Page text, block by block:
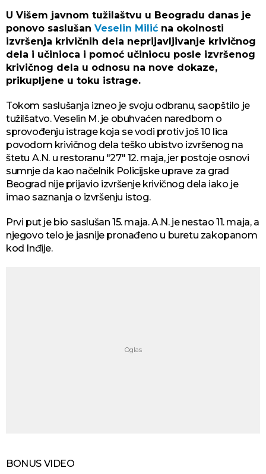
U Višem javnom tužilaštvu u Beogradu danas je
ponovo saslušan Veselin Milić na okolnosti
izvršenja krivičnih dela neprijavljivanje krivičnog
dela i učinioca i pomoć učiniocu posle izvršenog
krivičnog dela u odnosu na nove dokaze,
prikupljene u toku istrage.
Tokom saslušanja izneo je svoju odbranu, saopštilo je
tužilšatvo. Veselin M. je obuhvaćen naredbom o
sprovođenju istrage koja se vodi protiv još 10 lica
povodom krivičnog dela teško ubistvo izvršenog na
štetu A.N. u restoranu "27" 12. maja, jer postoje osnovi
sumnje da kao načelnik Policijske uprave za grad
Beograd nije prijavio izvršenje krivičnog dela iako je
imao saznanja o izvršenju istog.
Prvi put je bio saslušan 15. maja. A.N. je nestao 11. maja, a
njegovo telo je jasnije pronađeno u buretu zakopanom
kod Inđije.
BONUS VIDEO